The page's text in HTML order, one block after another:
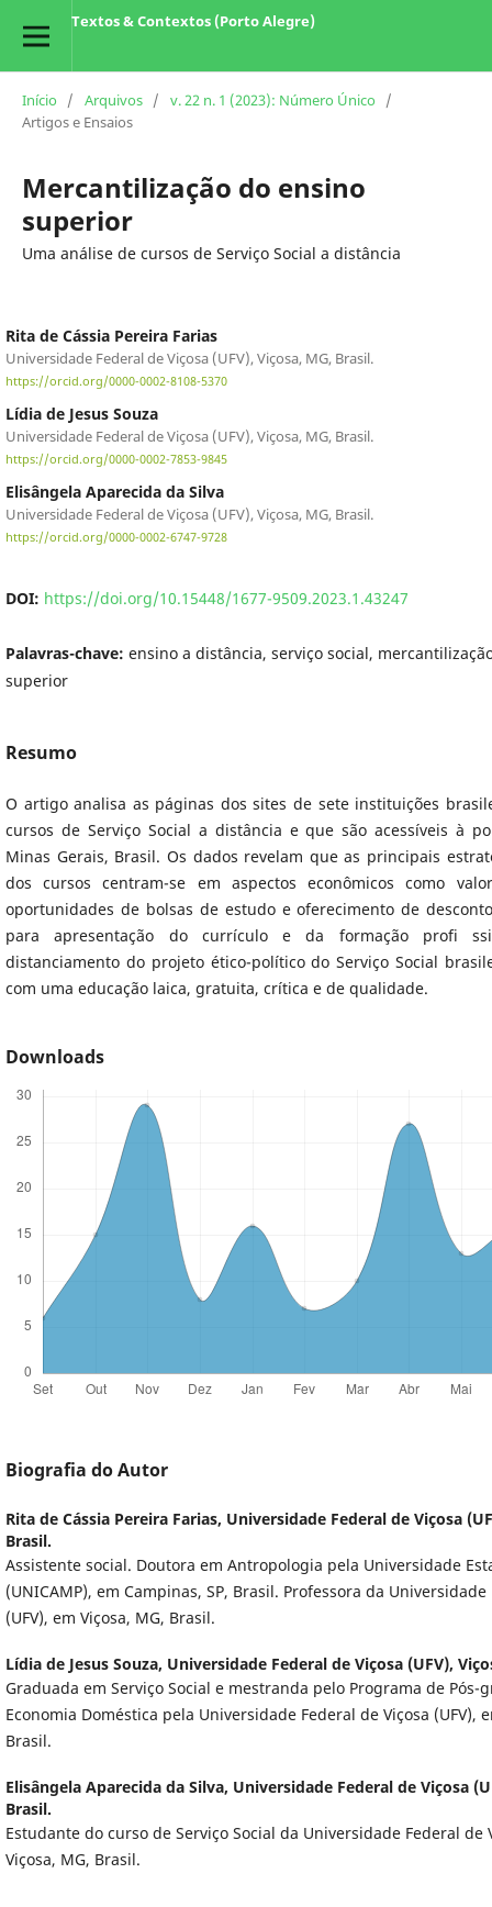
Textos & Contextos (Porto Alegre)
Início / Arquivos / v. 22 n. 1 (2023): Número Único
/
Artigos e Ensaios
Mercantilização do ensino
superior
Uma análise de cursos de Serviço Social a distância
Rita de Cássia Pereira Farias
Universidade Federal de Viçosa (UFV), Viçosa, MG, Brasil.
https://orcid.org/0000-0002-8108-5370
Lídia de Jesus Souza
Universidade Federal de Viçosa (UFV), Viçosa, MG, Brasil.
https://orcid.org/0000-0002-7853-9845
Elisângela Aparecida da Silva
Universidade Federal de Viçosa (UFV), Viçosa, MG, Brasil.
https://orcid.org/0000-0002-6747-9728
DOI: https://doi.org/10.15448/1677-9509.2023.1.43247
Palavras-chave: ensino a distância, serviço social,
superior
Resumo
O artigo analisa as páginas dos sites de sete instituições
cursos de Serviço Social a distância e que são acessíveis à
Minas Gerais, Brasil. Os dados revelam que as principais
dos cursos centram-se em aspectos econômicos como
oportunidades de bolsas de estudo e oferecimento de
para apresentação do currículo e da formação profi
distanciamento do projeto ético-político do Serviço Social
com uma educação laica, gratuita, crítica e de qualidade.
Downloads
Biografia do Autor
Rita de Cássia Pereira Farias, Universidade Federal de Viçosa
Brasil.
Assistente social. Doutora em Antropologia pela Universidade
(UNICAMP), em Campinas, SP, Brasil. Professora da Universidade
(UFV), em Viçosa, MG, Brasil.
Lídia de Jesus Souza, Universidade Federal de Viçosa (UFV),
Graduada em Serviço Social e mestranda pelo Programa de Pós-
Economia Doméstica pela Universidade Federal de Viçosa (UFV),
Brasil.
Elisângela Aparecida da Silva, Universidade Federal de Viçosa
Brasil.
Estudante do curso de Serviço Social da Universidade Federal de
Viçosa, MG, Brasil.